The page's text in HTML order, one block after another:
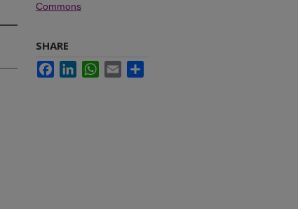
Commons
SHARE
FacebookLinkedInWhatsApp
Email